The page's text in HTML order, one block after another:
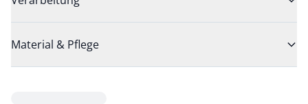
Material & Pflege